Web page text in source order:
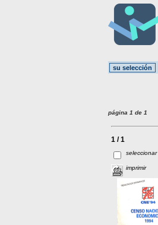
página 1 de 1
1 / 1
seleccionar
imprimir